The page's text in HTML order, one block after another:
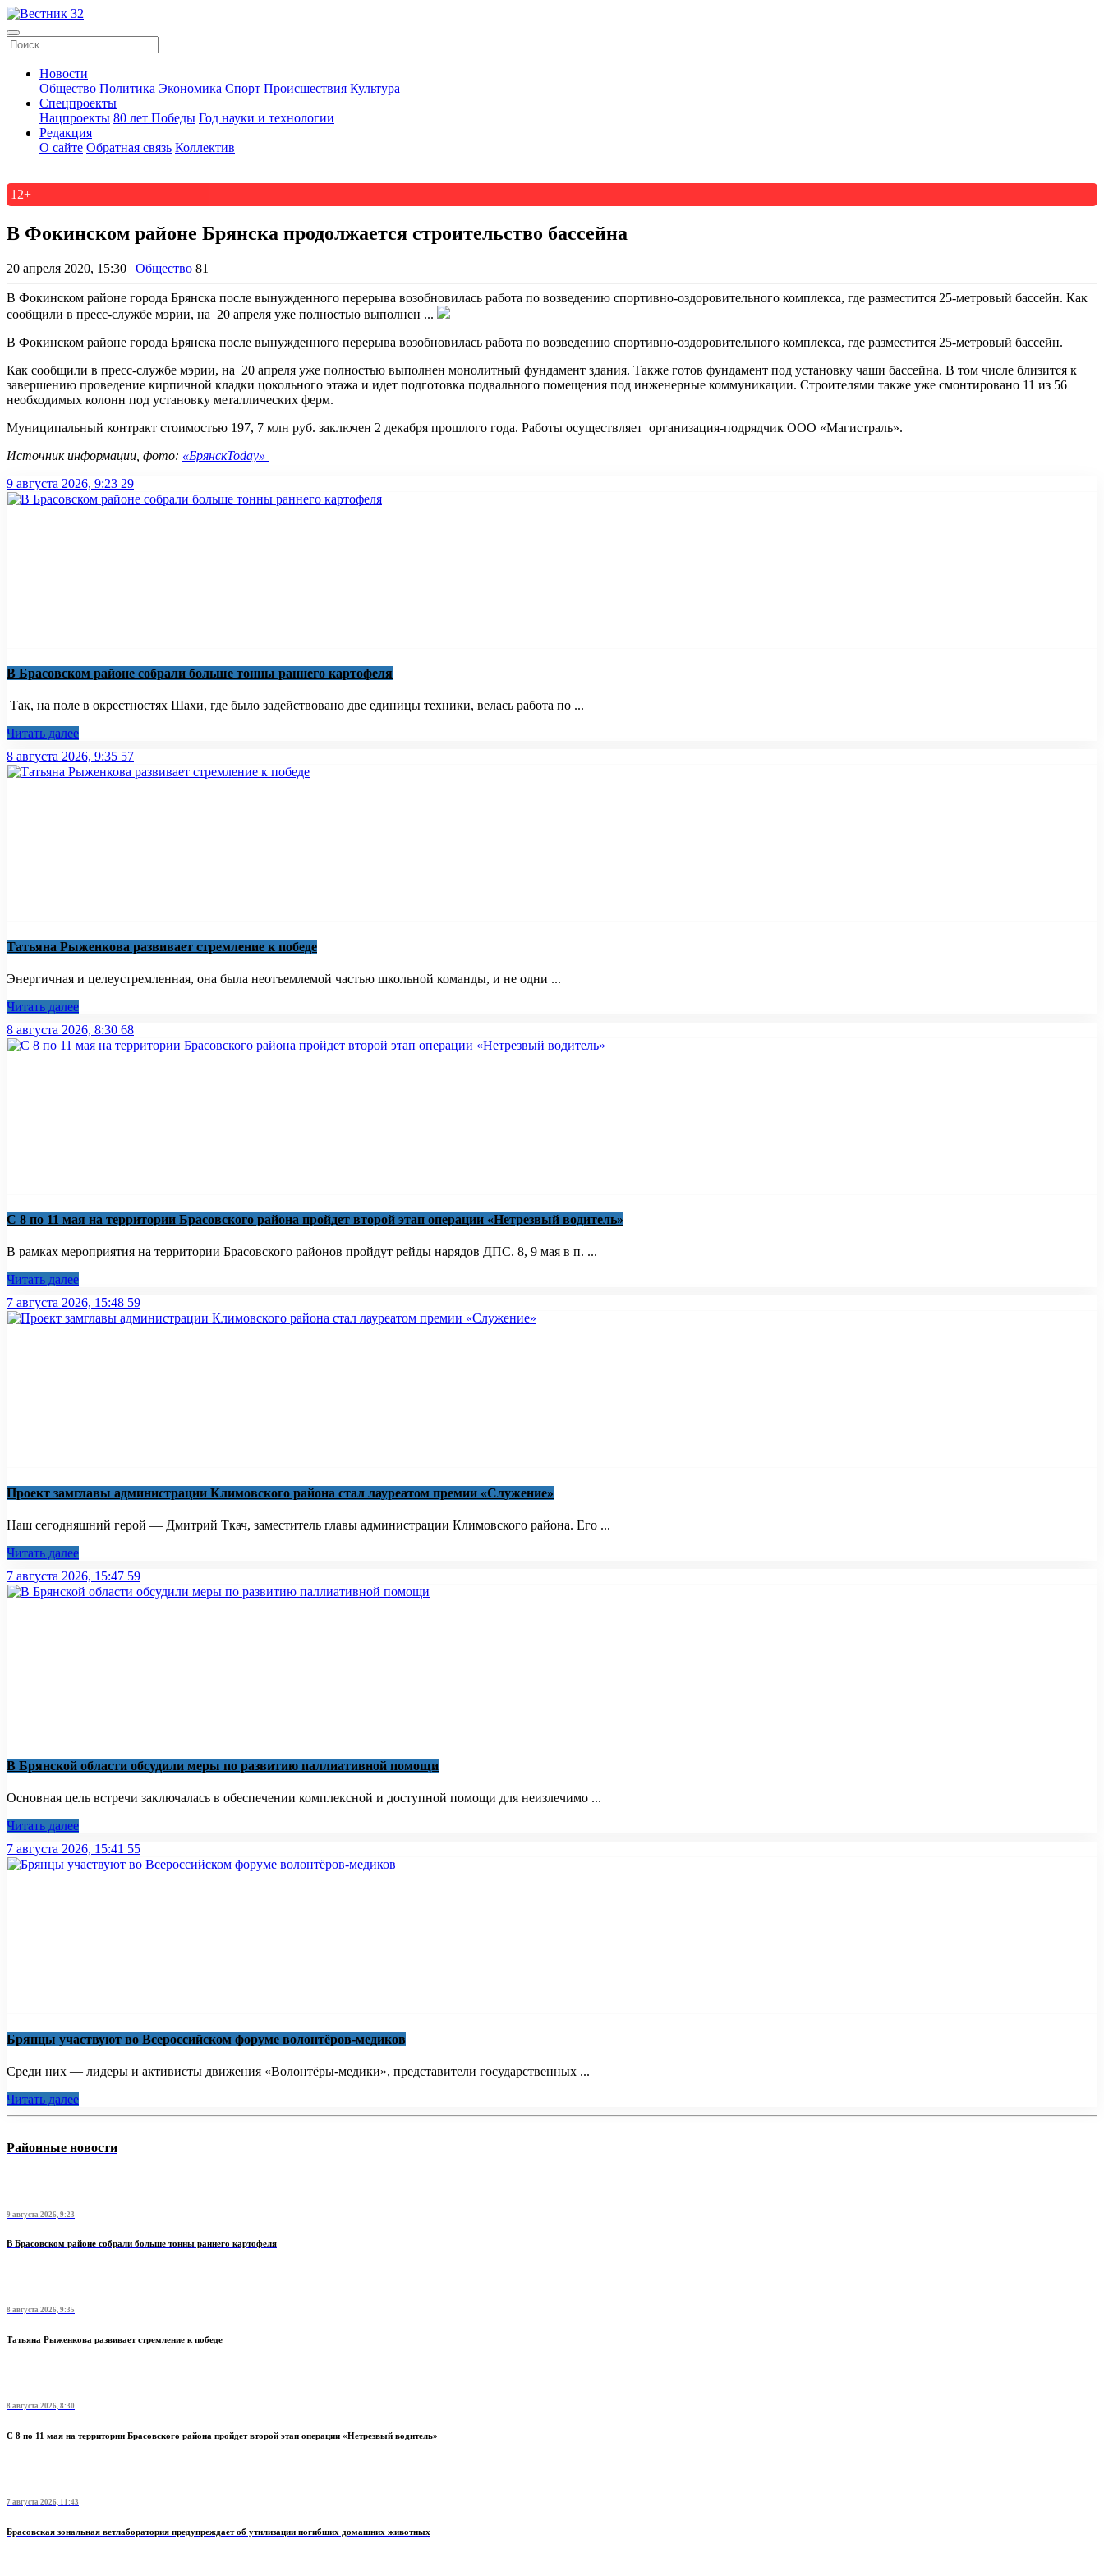
Новости
Общество Политика Экономика Спорт Происшествия Культура
Спецпроекты
Нацпроекты 80 лет Победы Год науки и технологии
Редакция
О сайте Обратная связь Коллектив
12+
В Фокинском районе Брянска продолжается строительство бассейна
20 апреля 2020, 15:30 | Общество 81
В Фокинском районе города Брянска после вынужденного перерыва возобновилась работа по возведению спортивно-оздоровительного комплекса, где разместится 25-метровый бассейн. Как
сообщили в пресс-службе мэрии, на 20 апреля уже полностью выполнен ...
В Фокинском районе города Брянска после вынужденного перерыва возобновилась работа по возведению спортивно-оздоровительного комплекса, где разместится 25-метровый бассейн.
Как сообщили в пресс-службе мэрии, на 20 апреля уже полностью выполнен монолитный фундамент здания. Также готов фундамент под установку чаши бассейна. В том числе близится к
завершению проведение кирпичной кладки цокольного этажа и идет подготовка подвального помещения под инженерные коммуникации. Строителями также уже смонтировано 11 из 56
необходимых колонн под установку металлических ферм.
Муниципальный контракт стоимостью 197, 7 млн руб. заключен 2 декабря прошлого года. Работы осуществляет организация-подрядчик ООО «Магистраль».
Источник информации, фото: «БрянскToday»
9 августа 2026, 9:23 29
В Брасовском районе собрали больше тонны раннего картофеля
Так, на поле в окрестностях Шахи, где было задействовано две единицы техники, велась работа по ...
Читать далее
8 августа 2026, 9:35 57
Татьяна Рыженкова развивает стремление к победе
Энергичная и целеустремленная, она была неотъемлемой частью школьной команды, и не одни ...
Читать далее
8 августа 2026, 8:30 68
С 8 по 11 мая на территории Брасовского района пройдет второй этап операции «Нетрезвый водитель»
В рамках мероприятия на территории Брасовского районов пройдут рейды нарядов ДПС. 8, 9 мая в п. ...
Читать далее
7 августа 2026, 15:48 59
Проект замглавы администрации Климовского района стал лауреатом премии «Служение»
Наш сегодняшний герой — Дмитрий Ткач, заместитель главы администрации Климовского района. Его ...
Читать далее
7 августа 2026, 15:47 59
В Брянской области обсудили меры по развитию паллиативной помощи
Основная цель встречи заключалась в обеспечении комплексной и доступной помощи для неизлечимо ...
Читать далее
7 августа 2026, 15:41 55
Брянцы участвуют во Всероссийском форуме волонтёров-медиков
Среди них — лидеры и активисты движения «Волонтёры-медики», представители государственных ...
Читать далее
Районные новости
9 августа 2026, 9:23
В Брасовском районе собрали больше тонны раннего картофеля
8 августа 2026, 9:35
Татьяна Рыженкова развивает стремление к победе
8 августа 2026, 8:30
С 8 по 11 мая на территории Брасовского района пройдет второй этап операции «Нетрезвый водитель»
7 августа 2026, 11:43
Брасовская зональная ветлаборатория предупреждает об утилизации погибших домашних животных